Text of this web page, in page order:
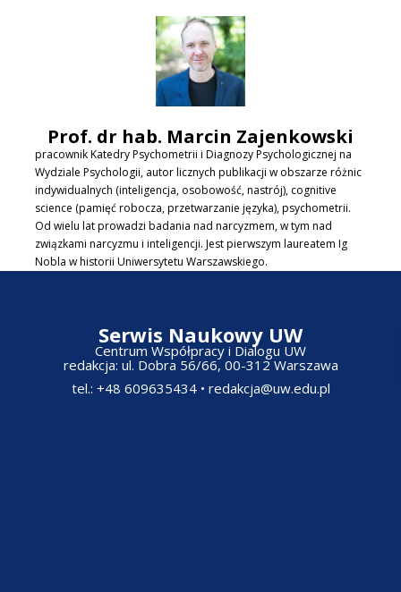
Prof. dr hab. Marcin Zajenkowski
pracownik Katedry Psychometrii i Diagnozy Psychologicznej na
Wydziale Psychologii, autor licznych publikacji w obszarze różnic
indywidualnych (inteligencja, osobowość, nastrój), cognitive
science (pamięć robocza, przetwarzanie języka), psychometrii.
Od wielu lat prowadzi badania nad narcyzmem, w tym nad
związkami narcyzmu i inteligencji. Jest pierwszym laureatem Ig
Nobla w historii Uniwersytetu Warszawskiego.
Serwis Naukowy UW
Centrum Współpracy i Dialogu UW
redakcja: ul. Dobra 56/66, 00-312 Warszawa​
tel.: +48 609635434 • redakcja@uw.edu.pl